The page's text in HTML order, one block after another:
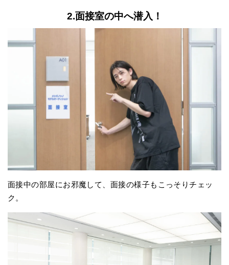
2.面接室の中へ潜入！
面接中の部屋にお邪魔して、面接の様子もこっそりチェッ
ク。